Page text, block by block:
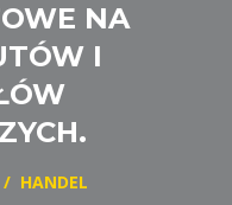
NA
I
/ HANDEL